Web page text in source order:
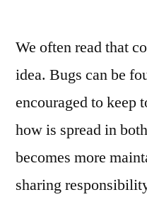
We often read that
idea. Bugs can be
encouraged to keep
how is spread in
becomes more
sharing